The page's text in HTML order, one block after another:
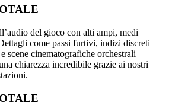
del gioco con alti ampi, medi
come passi furtivi, indizi discreti
scene cinematografiche orchestrali
chiarezza incredibile grazie ai nostri